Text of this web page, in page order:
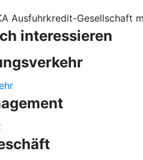
Ausfuhrkredit-Gesellschaft
interessieren